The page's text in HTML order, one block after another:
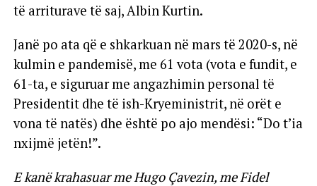
të arriturave të saj, Albin Kurtin.
Janë po ata që e shkarkuan në mars të 2020-s, në
kulmin e pandemisë, me 61 vota (vota e fundit, e
61-ta, e siguruar me angazhimin personal të
Presidentit dhe të ish-Kryeministrit, në orët e
vona të natës) dhe është po ajo mendësi: “Do t’ia
nxijmë jetën!”.
E kanë krahasuar me Hugo Çavezin, me Fidel